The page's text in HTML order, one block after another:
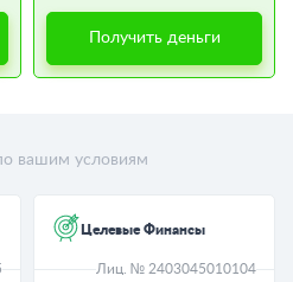
Получить деньги
вашим условиям
Целевые Финансы
Лиц. № 2403045010104